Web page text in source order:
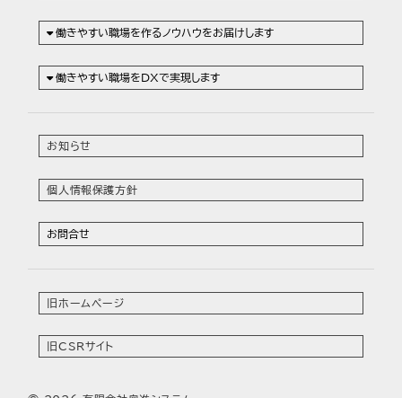
働きやすい職場を作るノウハウをお届けします
働きやすい職場をDXで実現します
お知らせ
個人情報保護方針
お問合せ
旧ホームページ
旧CSRサイト